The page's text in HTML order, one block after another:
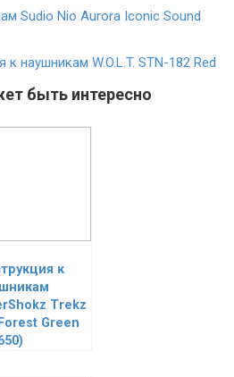
Sudio Nio Aurora Iconic Sound
к наушникам W.O.L.T. STN-182 Red
быть интересно
к
Trekz
Green